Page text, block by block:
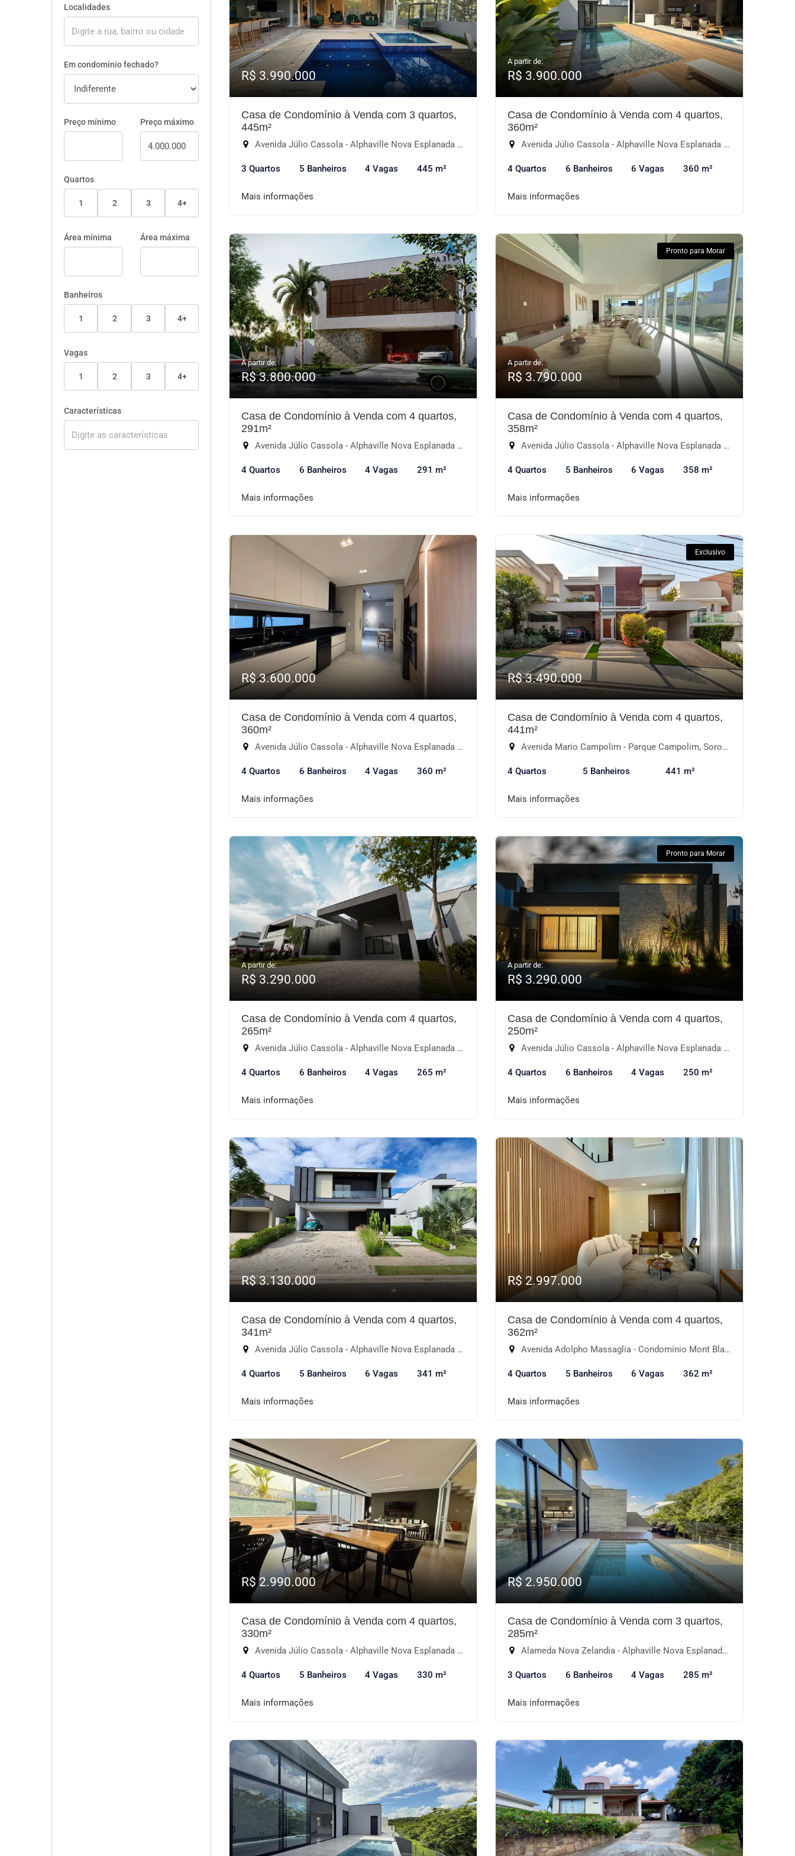
Localidades
Em condomínio fechado?
Preço mínimo Preço máximo
Quartos
1 2 3 4+
Área mínima Área máxima
Banheiros
1 2 3 4+
Vagas
1 2 3 4+
Características
R$ 3.990.000
Casa de Condomínio à Venda com 3 quartos,
445m²
Avenida Júlio Cassola - Alphaville Nova Esplanada III, Votorantim-SP
3 Quartos 5 Banheiros 4 Vagas 445 m²
Mais informações
A partir de:
R$ 3.900.000
Casa de Condomínio à Venda com 4 quartos,
360m²
Avenida Júlio Cassola - Alphaville Nova Esplanada III, Votorantim-SP
4 Quartos 6 Banheiros 6 Vagas 360 m²
Mais informações
A partir de:
R$ 3.800.000
Casa de Condomínio à Venda com 4 quartos,
291m²
Avenida Júlio Cassola - Alphaville Nova Esplanada IV, Votorantim-SP
4 Quartos 6 Banheiros 4 Vagas 291 m²
Mais informações
Pronto para Morar
A partir de:
R$ 3.790.000
Casa de Condomínio à Venda com 4 quartos,
358m²
Avenida Júlio Cassola - Alphaville Nova Esplanada III, Votorantim-SP
4 Quartos 5 Banheiros 6 Vagas 358 m²
Mais informações
R$ 3.600.000
Casa de Condomínio à Venda com 4 quartos,
360m²
Avenida Júlio Cassola - Alphaville Nova Esplanada III, Votorantim-SP
4 Quartos 6 Banheiros 4 Vagas 360 m²
Mais informações
Exclusivo
R$ 3.490.000
Casa de Condomínio à Venda com 4 quartos,
441m²
Avenida Mario Campolim - Parque Campolim, Sorocaba-SP
4 Quartos 5 Banheiros 441 m²
Mais informações
A partir de:
R$ 3.290.000
Casa de Condomínio à Venda com 4 quartos,
265m²
Avenida Júlio Cassola - Alphaville Nova Esplanada IV, Votorantim-SP
4 Quartos 6 Banheiros 4 Vagas 265 m²
Mais informações
Pronto para Morar
A partir de:
R$ 3.290.000
Casa de Condomínio à Venda com 4 quartos,
250m²
Avenida Júlio Cassola - Alphaville Nova Esplanada III, Votorantim-SP
4 Quartos 6 Banheiros 4 Vagas 250 m²
Mais informações
R$ 3.130.000
Casa de Condomínio à Venda com 4 quartos,
341m²
Avenida Júlio Cassola - Alphaville Nova Esplanada IV, Votorantim-SP
4 Quartos 5 Banheiros 6 Vagas 341 m²
Mais informações
R$ 2.997.000
Casa de Condomínio à Venda com 4 quartos,
362m²
Avenida Adolpho Massaglia - Condomínio Mont Blanc, Sorocaba-SP
4 Quartos 5 Banheiros 6 Vagas 362 m²
Mais informações
R$ 2.990.000
Casa de Condomínio à Venda com 4 quartos,
330m²
Avenida Júlio Cassola - Alphaville Nova Esplanada IV, Votorantim-SP
4 Quartos 5 Banheiros 4 Vagas 330 m²
Mais informações
R$ 2.950.000
Casa de Condomínio à Venda com 3 quartos,
285m²
Alameda Nova Zelandia - Alphaville Nova Esplanada I, Votorantim-SP
3 Quartos 6 Banheiros 4 Vagas 285 m²
Mais informações